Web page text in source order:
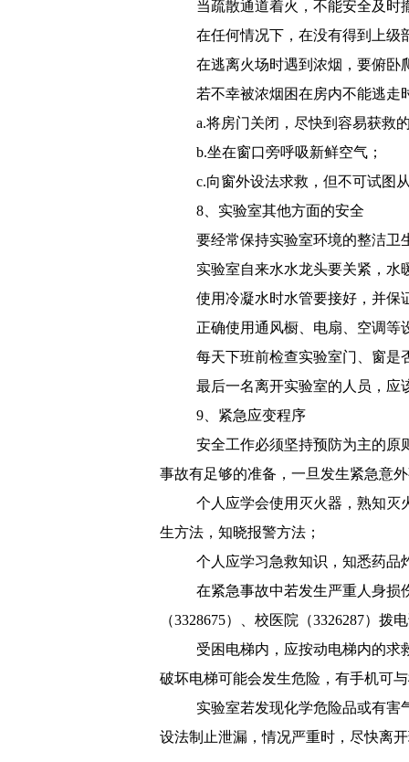
当疏散通道着火，不能安全及时
在任何情况下，在没有得到上级
在逃离火场时遇到浓烟，要俯卧
若不幸被浓烟困在房内不能逃走
a.将房门关闭，尽快到容易获救
b.坐在窗口旁呼吸新鲜空气；
c.向窗外设法求救，但不可试图
8、 实验室其他方面的安全
要经常保持实验室环境的整洁卫
实验室自来水水龙头要关紧，水
使用冷凝水时水管要接好，并保
正确使用通风橱、电扇、空调等
每天下班前检查实验室门、窗是
最后一名离开实验室的人员，应
9、 紧急应变程序
安全工作必须坚持预防为主的原
事故有足够的准备，一旦发生紧急意
个人应学会使用灭火器，熟知灭
生方法，知晓报警方法；
个人应学习急救知识，知悉药品
在紧急事故中若发生严重人身损
（3328675）、校医院（3326287）拨
受困电梯内，应按动电梯内的求
破坏电梯可能会发生危险，有手机可
实验室若发现化学危险品或有害
设法制止泄漏，情况严重时，尽快离